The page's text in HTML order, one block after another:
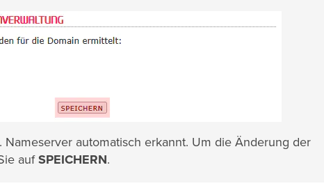
automatisch erkannt. Um die Änderung der
aufSPEICHERN.